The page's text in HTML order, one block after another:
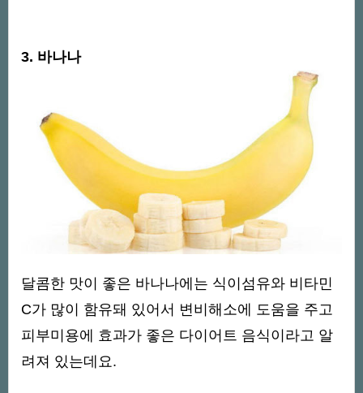
3. 바나나
달콤한 맛이 좋은 바나나에는 식이섬유와 비타민
C가 많이 함유돼 있어서 변비해소에 도움을 주고
피부미용에 효과가 좋은 다이어트 음식이라고 알
려져 있는데요.